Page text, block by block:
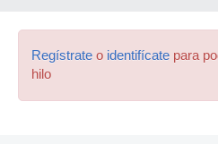
Regístrate o identifícate para
hilo